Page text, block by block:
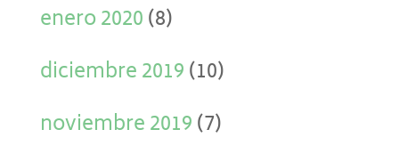
enero 2020(8)
diciembre 2019(10)
noviembre 2019(7)